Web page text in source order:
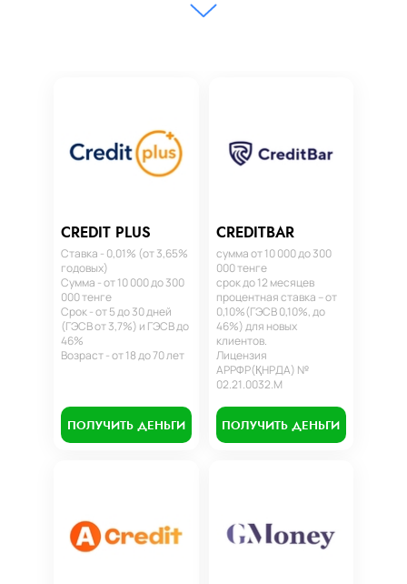
CREDIT PLUS
Ставка - 0,01% (от 3,65%
годовых)
Сумма - от 10 000 до 300
000 тенге
Срок - от 5 до 30 дней
(ГЭСВ от 3,7%) и ГЭСВ до
46%
Возраст - от 18 до 70 лет
ПОЛУЧИТЬ ДЕНЬГИ
CREDITBAR
сумма от 10 000 до 300
000 тенге
срок до 12 месяцев
процентная ставка – от
0,10%(ГЭСВ 0,10%, до
46%) для новых
клиентов.
Лицензия
АРРФР(ҚНРДА) №
02.21.0032.М
ПОЛУЧИТЬ ДЕНЬГИ